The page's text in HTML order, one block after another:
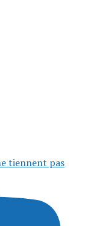
tiennent pas